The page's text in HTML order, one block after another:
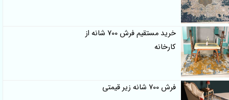
خرید مستقیم فرش 700 شانه از
کارخانه
فرش 700 شانه زیر قیمتی